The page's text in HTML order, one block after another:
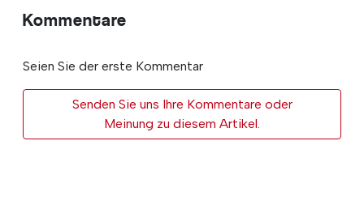
Kommentare
Seien Sie der erste Kommentar
Senden Sie uns Ihre Kommentare oder
Meinung zu diesem Artikel.